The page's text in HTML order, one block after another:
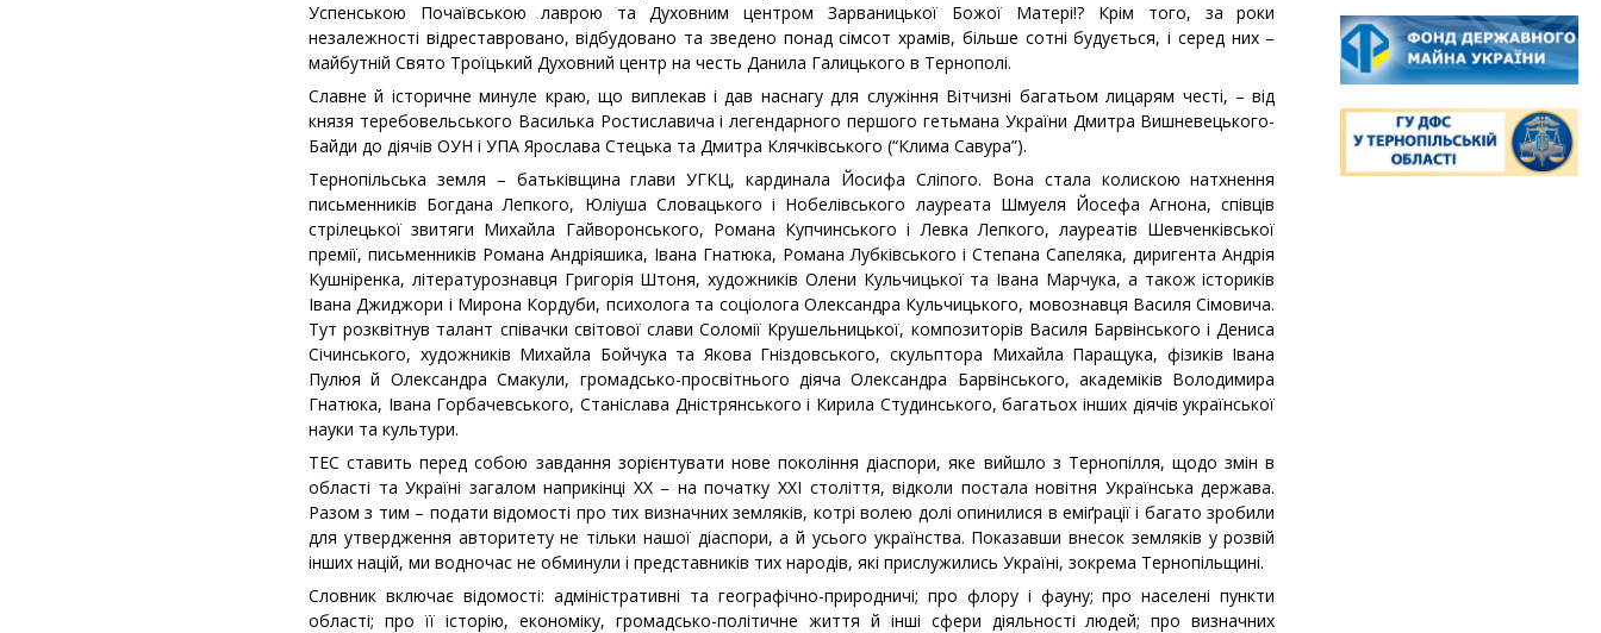
Успенською Почаївською лаврою та Духовним центром Зарваницької Божої Матері!? Крім того, за роки
незалежності відреставровано, відбудовано та зведено понад сімсот храмів, більше сотні будується, і серед них –
майбутній Свято Троїцький Духовний центр на честь Данила Галицького в Тернополі.
Славне й історичне минуле краю, що виплекав і дав наснагу для служіння Вітчизні багатьом лицарям честі, – від
князя теребовельського Василька Ростиславича і легендарного першого гетьмана України Дмитра Вишневецького-
Байди до діячів ОУН і УПА Ярослава Стецька та Дмитра Клячківського (“Клима Савура”).
Тернопільська земля – батьківщина глави УГКЦ, кардинала Йосифа Сліпого. Вона стала колискою натхнення
письменників Богдана Лепкого, Юліуша Словацького і Нобелівського лауреата Шмуеля Йосефа Агнона, співців
стрілецької звитяги Михайла Гайворонського, Романа Купчинського і Левка Лепкого, лауреатів Шевченківської
премії, письменників Романа Андріяшика, Івана Гнатюка, Романа Лубківського і Степана Сапеляка, диригента Андрія
Кушніренка, літературознавця Григорія Штоня, художників Олени Кульчицької та Івана Марчука, а також істориків
Івана Джиджори і Мирона Кордуби, психолога та соціолога Олександра Кульчицького, мовознавця Василя Сімовича.
Тут розквітнув талант співачки світової слави Соломії Крушельницької, композиторів Василя Барвінського і Дениса
Січинського, художників Михайла Бойчука та Якова Гніздовського, скульптора Михайла Паращука, фізиків Івана
Пулюя й Олександра Смакули, громадсько-просвітнього діяча Олександра Барвінського, академіків Володимира
Гнатюка, Івана Горбачевського, Станіслава Дністрянського і Кирила Студинського, багатьох інших діячів української
науки та культури.
ТЕС ставить перед собою завдання зорієнтувати нове покоління діаспори, яке вийшло з Тернопілля, щодо змін в
області та Україні загалом наприкінці ХХ – на початку ХХІ століття, відколи постала новітня Українська держава.
Разом з тим – подати відомості про тих визначних земляків, котрі волею долі опинилися в еміґрації і багато зробили
для утвердження авторитету не тільки нашої діаспори, а й усього українства. Показавши внесок земляків у розвій
інших націй, ми водночас не обминули і представників тих народів, які прислужились Україні, зокрема Тернопільщині.
Словник включає відомості: адміністративні та географічно-природничі; про флору і фауну; про населені пункти
області; про її історію, економіку, громадсько-політичне життя й інші сфери діяльності людей; про визначних